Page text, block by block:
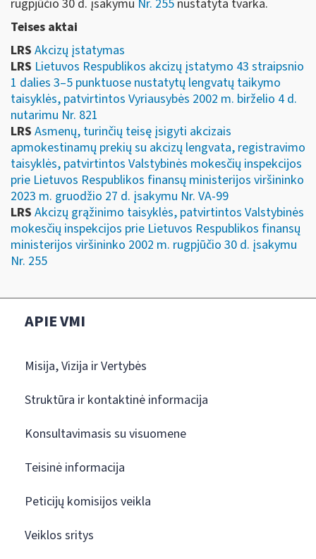
rugpjūčio 30 d. įsakymu Nr. 255 nustatyta tvarka.
Teises aktai
LRS Akcizų įstatymas
LRS Lietuvos Respublikos akcizų įstatymo 43 straipsnio
1 dalies 3–5 punktuose nustatytų lengvatų taikymo
taisyklės, patvirtintos Vyriausybės 2002 m. birželio 4 d.
nutarimu Nr. 821
LRS Asmenų, turinčių teisę įsigyti akcizais
apmokestinamų prekių su akcizų lengvata, registravimo
taisyklės, patvirtintos Valstybinės mokesčių inspekcijos
prie Lietuvos Respublikos finansų ministerijos viršininko
2023 m. gruodžio 27 d. įsakymu Nr. VA-99
LRS Akcizų grąžinimo taisyklės, patvirtintos Valstybinės
mokesčių inspekcijos prie Lietuvos Respublikos finansų
ministerijos viršininko 2002 m. rugpjūčio 30 d. įsakymu
Nr. 255
APIE VMI
Misija, Vizija ir Vertybės
Struktūra ir kontaktinė informacija
Konsultavimasis su visuomene
Teisinė informacija
Peticijų komisijos veikla
Veiklos sritys